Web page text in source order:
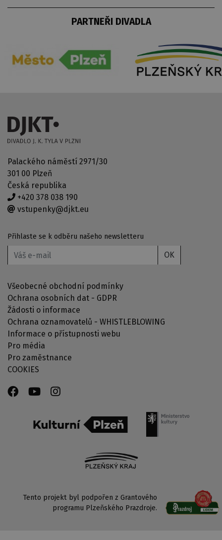
PARTNEŘI DIVADLA
Palackého náměstí 2971/30
301 00 Plzeň
Česká republika
+420 378 038 190
vstupenky@djkt.eu
Přihlaste se k odběru našeho newsletteru
OK
Všeobecné obchodní podmínky
Ochrana osobních dat - GDPR
Žádosti o informace
Ochrana oznamovatelů - WHISTLEBLOWING
Informace o přístupnosti webu
Pro média
Pro zaměstnance
COOKIES
Tento projekt byl podpořen z Grantového
programu Plzeňského Prazdroje.